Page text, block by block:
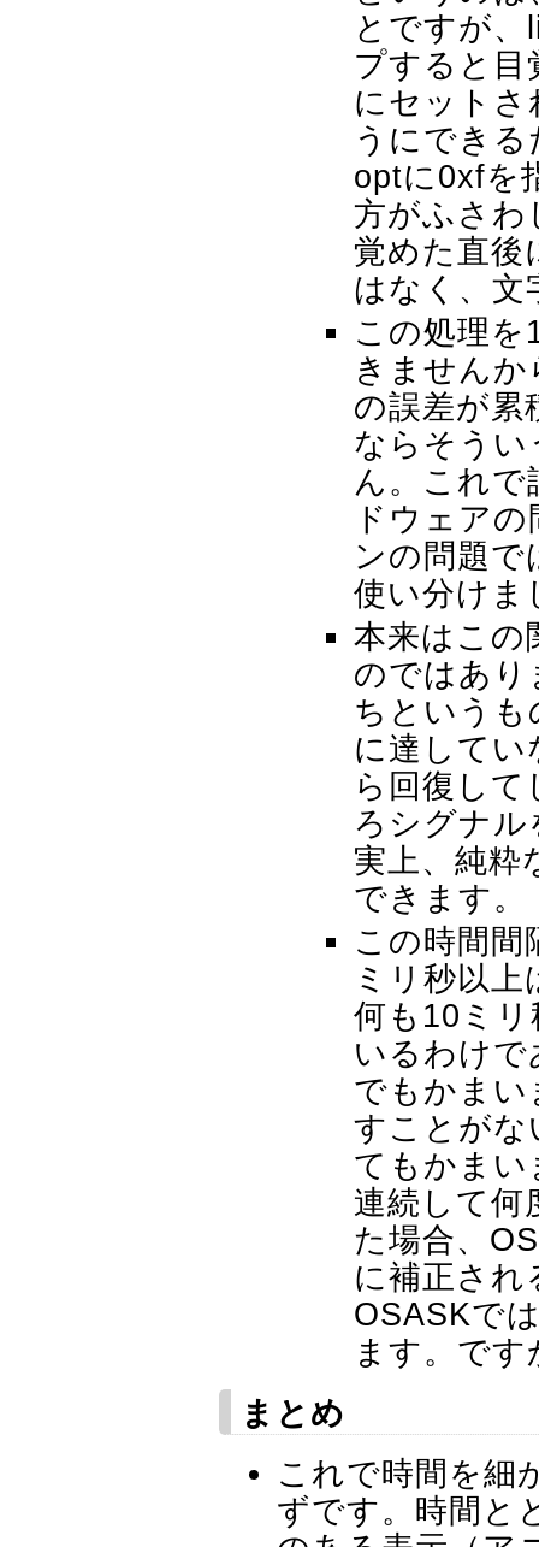
とですが
プすると目
にセット
うにでき
optに0xfを
方がふさわ
覚めた直後
はなく、文
この処理
きません
の誤差が累
ならそうい
ん。これで
ドウェア
ンの問題
使い分けま
本来はこの
のではあり
ちという
に達して
ら回復し
ろシグナル
実上、純粋
できます。
この時間間
ミリ秒以
何も10ミ
いるわけ
でもかまい
すことがな
てもかまい
連続して何
た場合、
に補正され
OSASKで
ます。で
まとめ
これで時間を細
ずです。時間と